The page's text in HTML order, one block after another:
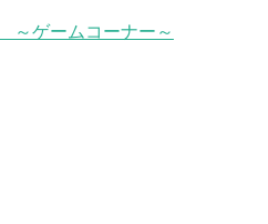
ゲームコーナー～